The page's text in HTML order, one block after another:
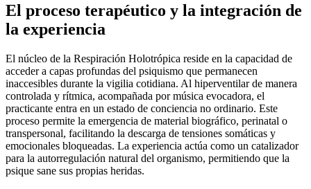
El proceso terapéutico y la integración de
la experiencia
El núcleo de la Respiración Holotrópica reside en la capacidad de
acceder a capas profundas del psiquismo que permanecen
inaccesibles durante la vigilia cotidiana. Al hiperventilar de manera
controlada y rítmica, acompañada por música evocadora, el
practicante entra en un estado de conciencia no ordinario. Este
proceso permite la emergencia de material biográfico, perinatal o
transpersonal, facilitando la descarga de tensiones somáticas y
emocionales bloqueadas. La experiencia actúa como un catalizador
para la autorregulación natural del organismo, permitiendo que la
psique sane sus propias heridas.